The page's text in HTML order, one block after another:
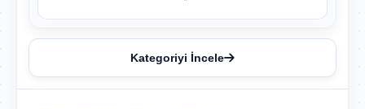
Kategoriyi İncele